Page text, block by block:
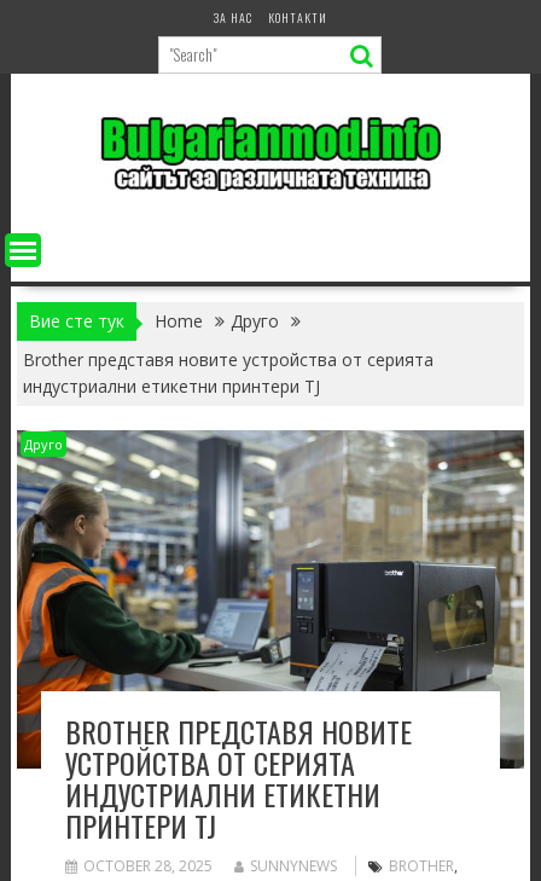
ЗА НАС КОНТАКТИ
Вие сте тук Home
Друго
Brother представя новите устройства от серията
индустриални етикетни принтери TJ
Друго
BROTHER ПРЕДСТАВЯ НОВИТЕ
УСТРОЙСТВА ОТ СЕРИЯТА
ИНДУСТРИАЛНИ ЕТИКЕТНИ
ПРИНТЕРИ TJ
OCTOBER 28, 2025 SUNNYNEWS BROTHER,